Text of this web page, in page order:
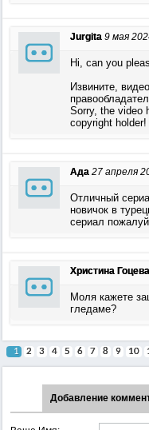
Jurgita 9 мая
Hi, can you
Извините,
Sorry, the video
copyright holder!
Ада 27 апреля
Отличный
новичок в
сериал
Христина Гоцева
Моля кажете
гледаме?
1 2 3 4 5 6 7 8 9 10
Добавление